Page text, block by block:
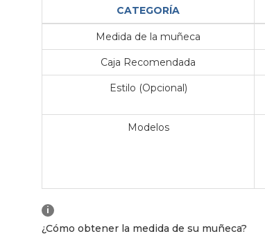
CATEGORÍA
Medida de la muñeca
Caja Recomendada
Estilo (Opcional)
Modelos
i
¿Cómo obtener la medida de su muñeca?